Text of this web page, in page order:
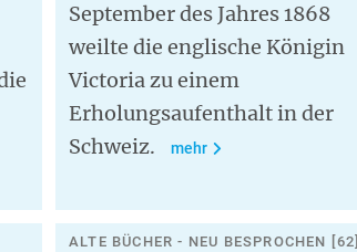
September des Jahres 1868
weilte die englische Königin
Victoria zu einem
Erholungsaufenthalt in der
Schweiz.
mehr
ALTE BÜCHER - NEU BESPROCHEN [62]